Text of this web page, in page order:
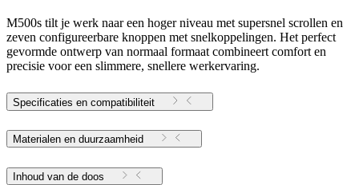
M500s tilt je werk naar een hoger niveau met supersnel scrollen en
zeven configureerbare knoppen met snelkoppelingen. Het perfect
gevormde ontwerp van normaal formaat combineert comfort en
precisie voor een slimmere, snellere werkervaring.
Specificaties en compatibiliteit
Materialen en duurzaamheid
Inhoud van de doos